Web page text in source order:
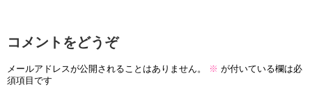
コメントをどうぞ
メールアドレスが公開されることはありません。 ※ が付いている欄は必
須項目です